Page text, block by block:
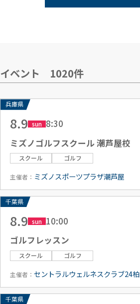
イベント 1020件
兵庫県
8.9 sun 8:30
ミズノゴルフスクール 潮芦屋校
スクール ゴルフ
主催者： ミズノスポーツプラザ潮芦屋
千葉県
8.9 sun 10:00
ゴルフレッスン
スクール ゴルフ
主催者：セントラルウェルネスクラブ24柏
千葉県